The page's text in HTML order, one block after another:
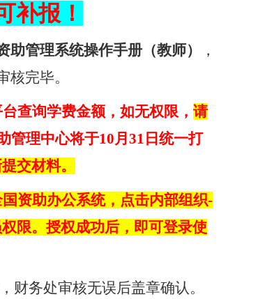
补报！
助管理系统操作手册（教师）
，
核完毕。
查询学费金额，如无权限， 请
管理中心将于10月 31 日统一打
交材料。
资助办公系统，点击内部组织-
限。授权成功后，即可登录使
财务处审核无误后盖章确认。